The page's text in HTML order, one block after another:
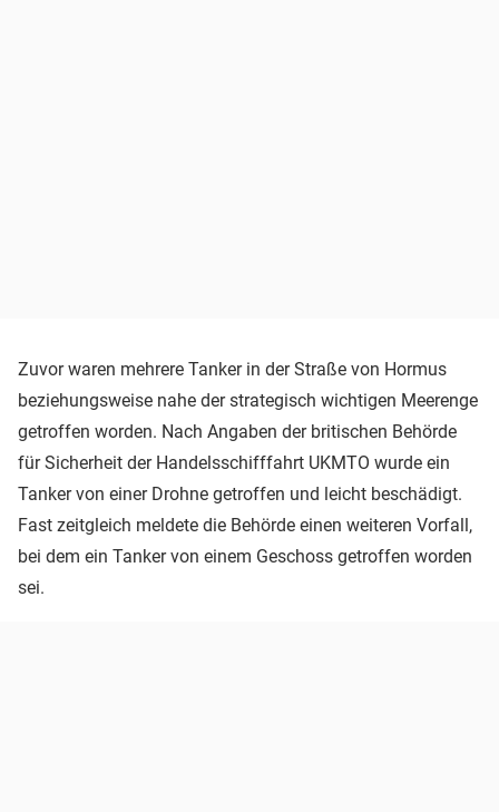
Zuvor waren mehrere Tanker in der Straße von Hormus
beziehungsweise nahe der strategisch wichtigen Meerenge
getroffen worden. Nach Angaben der britischen Behörde
für Sicherheit der Handelsschifffahrt UKMTO wurde ein
Tanker von einer Drohne getroffen und leicht beschädigt.
Fast zeitgleich meldete die Behörde einen weiteren Vorfall,
bei dem ein Tanker von einem Geschoss getroffen worden
sei.